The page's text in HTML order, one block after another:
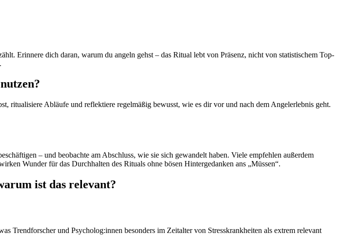
Erinnere dich daran, warum du angeln gehst – das Ritual lebt von Präsenz, nicht von statistischem Top-
ritualisiere Abläufe und reflektiere regelmäßig bewusst, wie es dir vor und nach dem Angelerlebnis geht.
– und beobachte am Abschluss, wie sie sich gewandelt haben. Viele empfehlen außerdem
Wunder für das Durchhalten des Rituals ohne bösen Hintergedanken ans „Müssen“.
ist das relevant?
Trendforscher und Psycholog:innen besonders im Zeitalter von Stresskrankheiten als extrem relevant